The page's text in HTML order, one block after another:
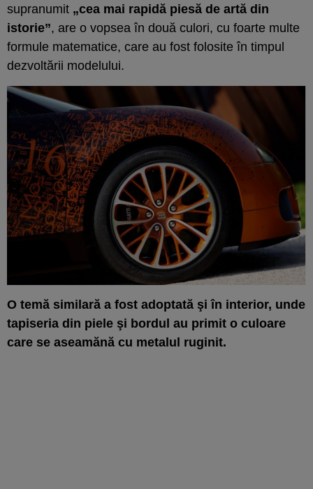
supranumit „cea mai rapidă piesă de artă din
istorie”, are o vopsea în două culori, cu foarte multe
formule matematice, care au fost folosite în timpul
dezvoltării modelului.
O temă similară a fost adoptată şi în interior, unde
tapiseria din piele şi bordul au primit o culoare
care se aseamănă cu metalul ruginit.